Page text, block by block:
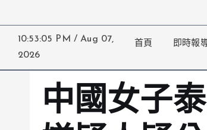
10:53:06 PM / Aug 07,
2026
首頁 即時報
中國女子